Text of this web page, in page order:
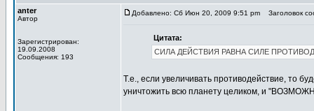
anter
Автор
Зарегистрирован:
19.09.2008
Сообщения: 193
Добавлено: Сб Июн 20, 2009 9:51 pm Заголовок
Цитата:
СИЛА ДЕЙСТВИЯ РАВНА СИЛЕ
Т.е., если увеличивать противодействие, то
уничтожить всю планету целиком, и